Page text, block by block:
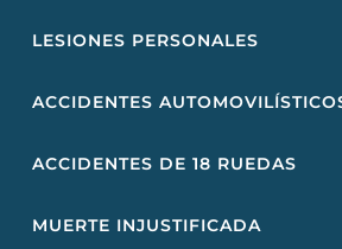
LESIONES PERSONALES
ACCIDENTES
ACCIDENTES DE 18 RUEDAS
MUERTE INJUSTIFICADA